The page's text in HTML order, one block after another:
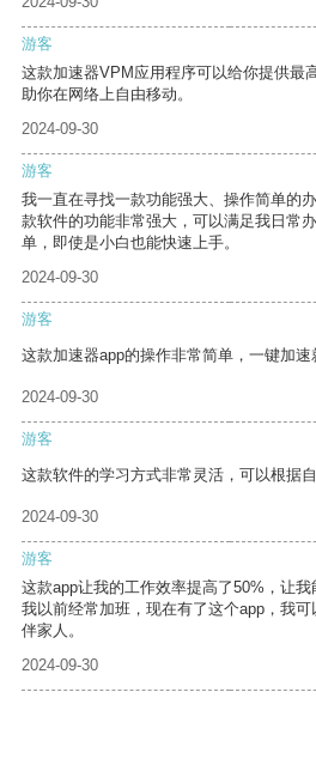
游客
这款加速器VPM应用程序可以给你提供最
助你在网络上自由移动。
2024-09-30
游客
我一直在寻找一款功能强大、操作简单的
款软件的功能非常强大，可以满足我日常
单，即使是小白也能快速上手。
2024-09-30
游客
这款加速器app的操作非常简单，一键加速
2024-09-30
游客
这款软件的学习方式非常灵活，可以根据
2024-09-30
游客
这款app让我的工作效率提高了50%，让我
我以前经常加班，现在有了这个app，我
伴家人。
2024-09-30